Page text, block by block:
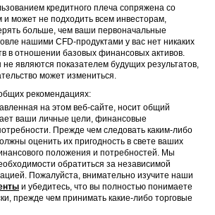
кредитного плеча сопряжена со
и может не подходить всем инвесторам,
больше, чем ваши первоначальные
нашими CFD-продуктами у вас нет никаких
в отношении базовых финансовых активов.
являются показателем будущих результатов,
может измениться.
рекомендациях:
на этом веб-сайте, носит общий
ваши личные цели, финансовые
Прежде чем следовать каким-либо
оценить их пригодность в свете ваших
положения и потребностей. Мы
обратиться за независимой
Пожалуйста, внимательно изучите наши
и убедитесь, что вы полностью понимаете
прежде чем принимать какие-либо торговые